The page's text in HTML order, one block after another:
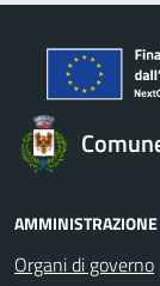
AMMINISTRAZIONE
Organi di governo